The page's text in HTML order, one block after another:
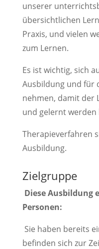
unserer
übersichtlichen
Praxis, und vielen
zum Lernen.
Es ist wichtig, sich
Ausbildung und für
nehmen, damit der
und gelernt werden
Therapieverfahren
Ausbildung.
Zielgruppe
Diese Ausbildung
Personen:
Sie haben bereits
befinden sich zur